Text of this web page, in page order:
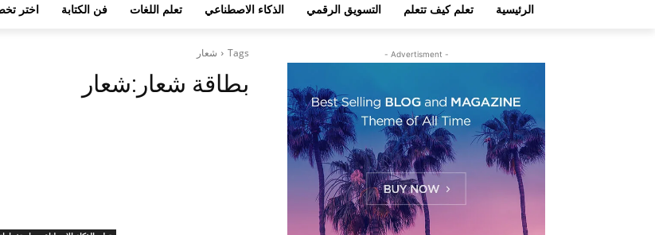
الرئيسية تعلم كيف تتعلم التسويق الرقمي الذكاء الاصطناعي تعلم اللغات فن الكتابة اختر
Tags شعار
بطاقة شعار:شعار
- Advertisment -